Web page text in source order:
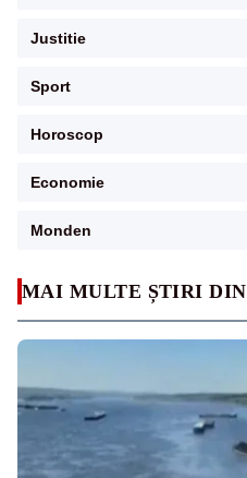
MAI MULTE ȘTIRI DIN
Justitie
Sport
Horoscop
Economie
Monden